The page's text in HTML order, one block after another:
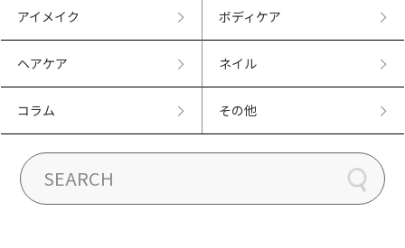
アイメイク ボディケア
ヘアケア ネイル
コラム その他